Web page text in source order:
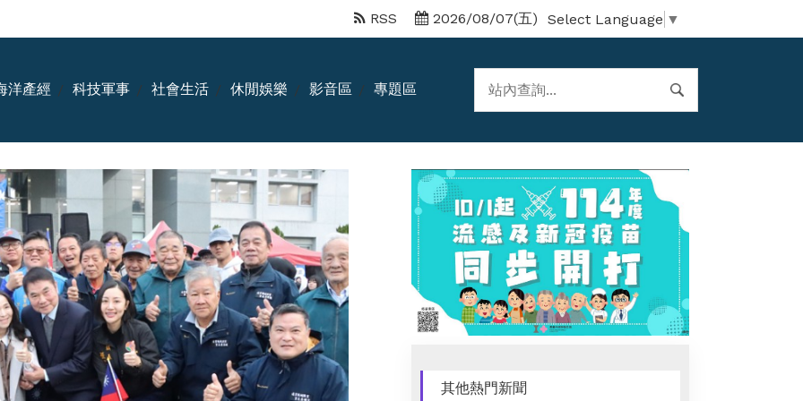
Select Language ▼
2026/08/07(五)
RSS
洋產經 科技軍事 社會生活 休閒娛樂 影音區 專題區
其他熱門新聞